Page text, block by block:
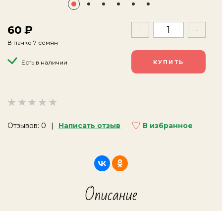
Отзывов: 0 Написать отзыв В избранное
60
В пачке 7 семян
Есть в наличии
- +
Описание